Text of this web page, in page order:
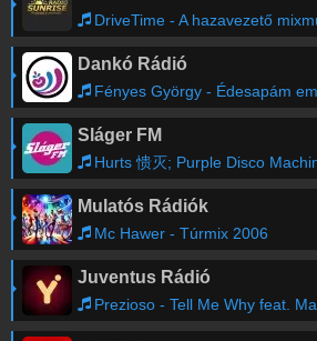
DriveTime - A hazavezető
Dankó Rádió
Fényes György - Édesapám
Sláger FM
Hurts 愦灭; Purple Disco
Mulatós Rádiók
Mc Hawer - Túrmix 2006
Juventus Rádió
Prezioso - Tell Me Why feat.